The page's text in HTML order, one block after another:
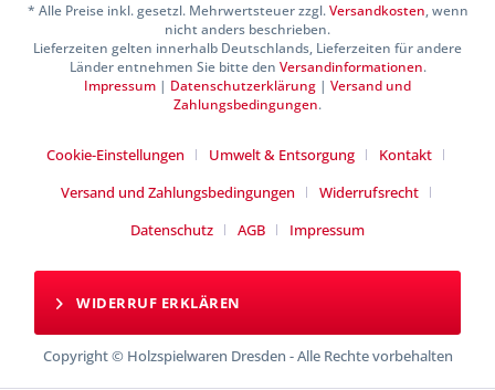
* Alle Preise inkl. gesetzl. Mehrwertsteuer zzgl.Versandkosten, wenn
nicht anders beschrieben.
Lieferzeiten gelten innerhalb Deutschlands, Lieferzeiten für andere
Länder entnehmen Sie bitte den Versandinformationen.
Impressum | Datenschutzerklärung | Versand und
Zahlungsbedingungen.
Cookie-Einstellungen Umwelt & Entsorgung
Kontakt
Versand und Zahlungsbedingungen
Widerrufsrecht
Datenschutz
AGB Impressum
WIDERRUF ERKLÄREN
Copyright © Holzspielwaren Dresden - Alle Rechte vorbehalten